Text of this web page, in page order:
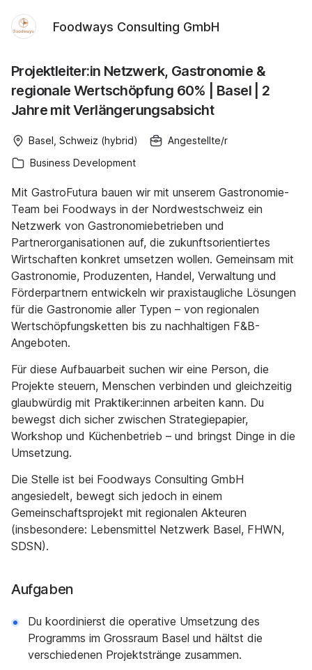
Foodways Consulting GmbH
Projektleiter:in Netzwerk, Gastronomie &
regionale Wertschöpfung 60% | Basel | 2
Jahre mit Verlängerungsabsicht
Basel, Schweiz (hybrid)
Angestellte/r
Business Development
Mit GastroFutura bauen wir mit unserem Gastronomie-
Team bei Foodways in der Nordwestschweiz ein
Netzwerk von Gastronomiebetrieben und
Partnerorganisationen auf, die zukunftsorientiertes
Wirtschaften konkret umsetzen wollen. Gemeinsam mit
Gastronomie, Produzenten, Handel, Verwaltung und
Förderpartnern entwickeln wir praxistaugliche Lösungen
für die Gastronomie aller Typen – von regionalen
Wertschöpfungsketten bis zu nachhaltigen F&B-
Angeboten.
Für diese Aufbauarbeit suchen wir eine Person, die
Projekte steuern, Menschen verbinden und gleichzeitig
glaubwürdig mit Praktiker:innen arbeiten kann. Du
bewegst dich sicher zwischen Strategiepapier,
Workshop und Küchenbetrieb – und bringst Dinge in die
Umsetzung.
Die Stelle ist bei Foodways Consulting GmbH
angesiedelt, bewegt sich jedoch in einem
Gemeinschaftsprojekt mit regionalen Akteuren
(insbesondere: Lebensmittel Netzwerk Basel, FHWN,
SDSN).
Aufgaben
Du koordinierst die operative Umsetzung des
Programms im Grossraum Basel und hältst die
verschiedenen Projektstränge zusammen.